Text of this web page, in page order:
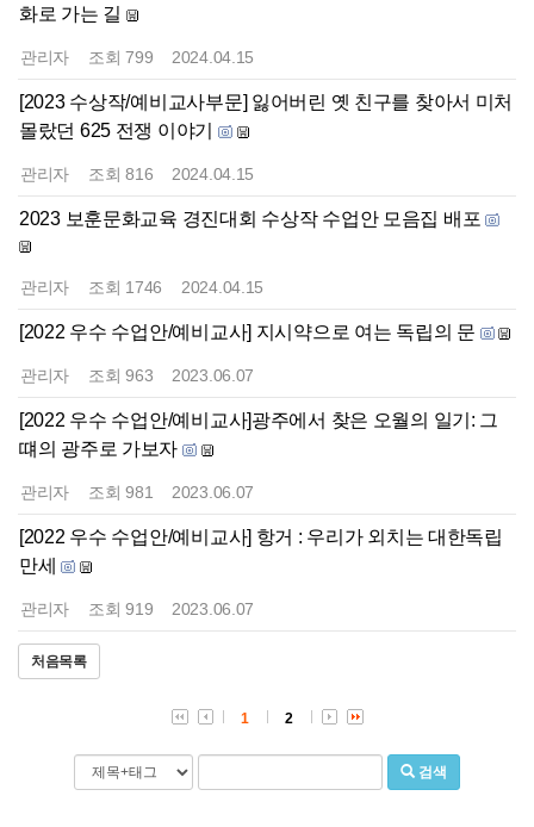
화로 가는 길
관리자 조회799 2024.04.15
[2023 수상작/예비교사부문] 잃어버린 옛 친구를 찾아서 미처
몰랐던 625 전쟁 이야기
관리자 조회816 2024.04.15
2023 보훈문화교육 경진대회 수상작 수업안 모음집 배포
관리자 조회 1746 2024.04.15
[2022 우수 수업안/예비교사] 지시약으로 여는 독립의 문
관리자 조회963 2023.06.07
[2022 우수 수업안/예비교사]광주에서 찾은 오월의 일기: 그
떄의 광주로 가보자
관리자 조회981 2023.06.07
[2022 우수 수업안/예비교사] 항거 : 우리가 외치는 대한독립
만세
관리자 조회919 2023.06.07
처음목록
1 2
검색